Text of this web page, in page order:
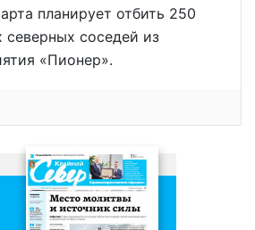
планирует отбить 250
северных соседей из
«Пионер».